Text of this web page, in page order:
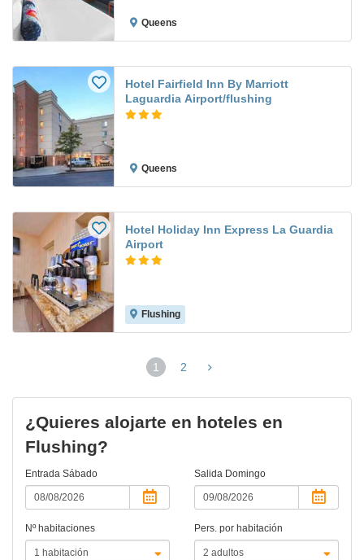
Queens
Hotel Fairfield Inn By Marriott
Laguardia Airport/flushing
Queens
Hotel Holiday Inn Express La Guardia
Airport
Flushing
1
(página
2
¿Quieres alojarte en hoteles en
Flushing?
Entrada Sábado Salida Domingo
Nº habitaciones Pers. por habitación